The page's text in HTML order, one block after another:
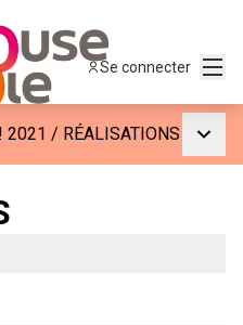
Se connecter
2021 / RÉALISATIONS